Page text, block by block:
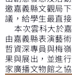
邀嘉義縣文觀局
議，給學生最直
本次雲科大於
由嘉義縣表演藝
哲資深專員與梅
果與展出，並進
家廣播文物館之